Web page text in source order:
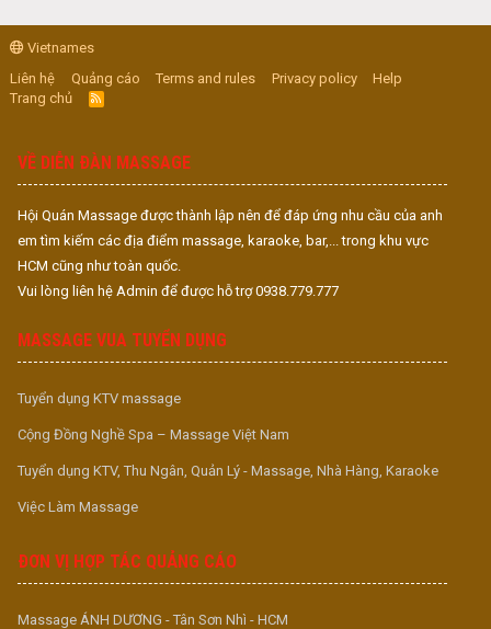
Vietnames
Liên hệ
Quảng cáo Terms and rules Privacy policy
Help
Trang chủ
R
S
VỀ DIỄN ĐÀN MASSAGE
Hội Quán Massage được thành lập nên để đáp ứng nhu cầu của anh
em tìm kiếm các địa điểm massage, karaoke, bar,... trong khu vực
HCM cũng như toàn quốc.
Vui lòng liên hệ Admin để được hỗ trợ 0938.779.777
MASSAGE VUA TUYỂN DỤNG
Tuyển dụng KTV massage
Cộng Đồng Nghề Spa – Massage Việt Nam
Tuyển dụng KTV, Thu Ngân, Quản Lý - Massage, Nhà Hàng, Karaoke
Việc Làm Massage
ĐƠN VỊ HỢP TÁC QUẢNG CÁO
Massage ÁNH DƯƠNG - Tân Sơn Nhì - HCM